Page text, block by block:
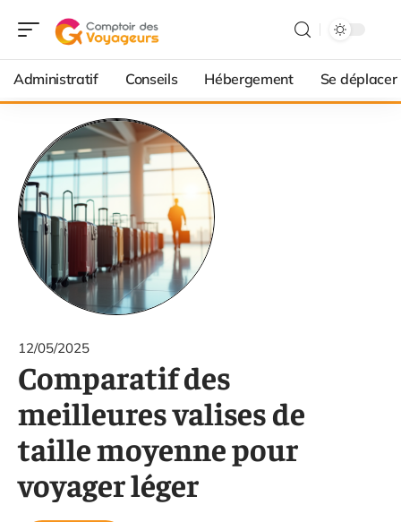
Administratif Conseils Hébergement Se déplacer
12/05/2025
Comparatif des
meilleures valises de
taille moyenne pour
voyager léger